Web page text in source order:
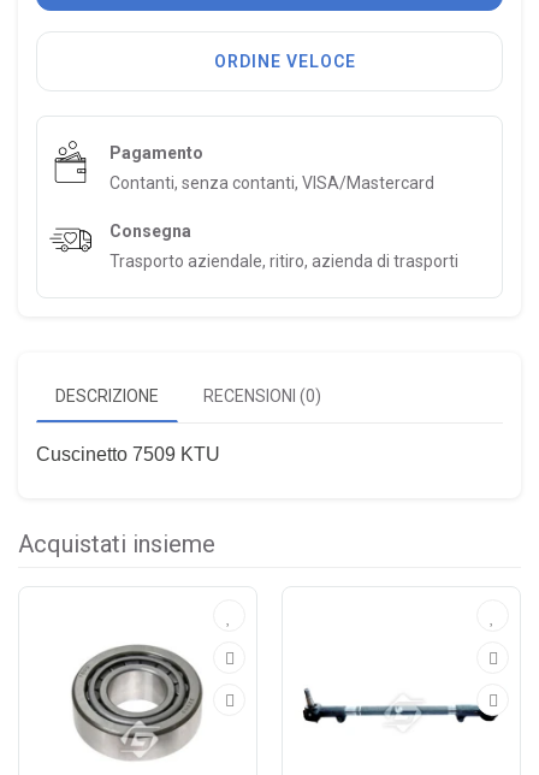
ORDINE VELOCE
Pagamento
Contanti, senza contanti, VISA/Mastercard
Consegna
Trasporto aziendale, ritiro, azienda di trasporti
DESCRIZIONE RECENSIONI (0)
Cuscinetto 7509 KTU
Acquistati insieme